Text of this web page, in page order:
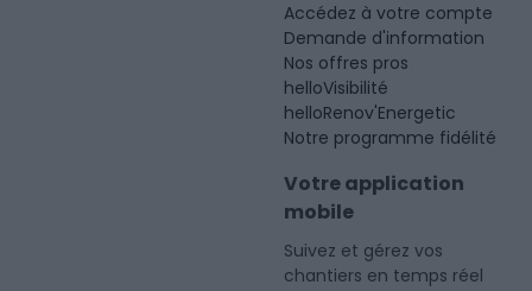
Accédez à votre compte
Demande d'information
Nos offres pros
helloVisibilité
helloRenov'Energetic
Notre programme fidélité
Votre application
mobile
Suivez et gérez vos
chantiers en temps réel